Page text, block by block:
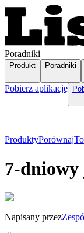
Poradniki
Produkt Poradniki
Pobierz aplikację
ProduktyPorównaj
7-dniowy
Napisany przez